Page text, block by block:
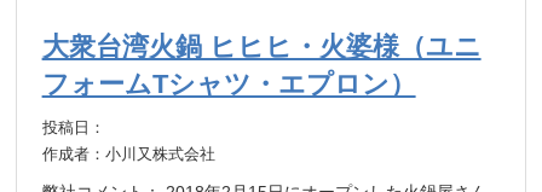
大衆台湾火鍋 ヒヒヒ・火婆様（ユニ
フォームTシャツ・エプロン）
投稿日：
作成者：小川又株式会社